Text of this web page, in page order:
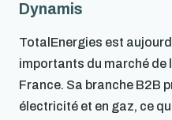
Dynamis
TotalEnergies est
importants du marché de
France. Sa branche B2B
électricité et en gaz, ce